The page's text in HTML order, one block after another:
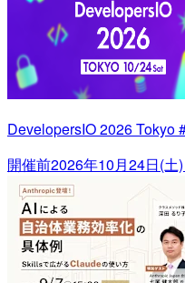
DevelopersIO 2026 Tokyo
開催前2026年10月24日(土